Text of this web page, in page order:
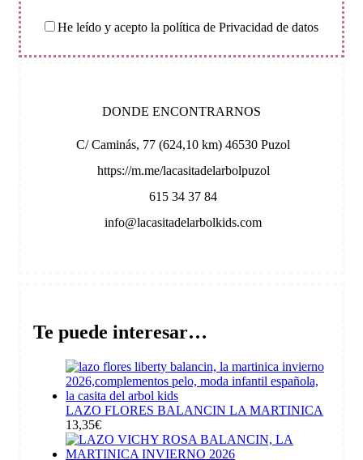
He leído y acepto la política de Privacidad de datos
DONDE ENCONTRARNOS
C/ Caminás, 77 (624,10 km) 46530 Puzol
https://m.me/lacasitadelarbolpuzol
615 34 37 84
info@lacasitadelarbolkids.com
Te puede interesar…
LAZO FLORES BALANCIN LA MARTINICA
13,35€